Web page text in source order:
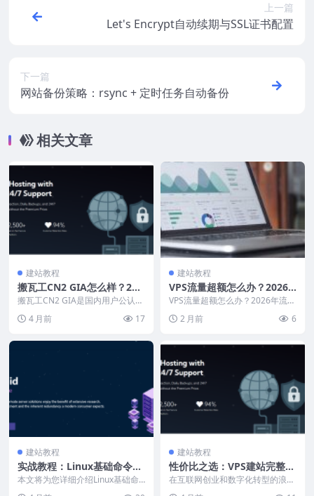
上一篇
Let's Encrypt自动续期与SSL证书配置
下一篇
网站备份策略：rsync + 定时任务自动备份
相关文章
建站教程
搬瓦工CN2 GIA怎么样？202
6年深度测评：线路分析、性
能测试与选购指南
搬瓦工CN2 GIA是国内用户公认的
度测评搬瓦工...
4 月前 17
建站教程
VPS流量超额怎么办？2026
年流量监控与防范措施
VPS流量超额怎么办？2026年流量
额是站长和...
2 月前 6
建站教程
实战教程：Linux基础命令教
程
本文将为您详细介绍Linux基础命
建站教程
性价比之选：VPS建站完整教
程
在互联网创业和数字化转型的浪潮